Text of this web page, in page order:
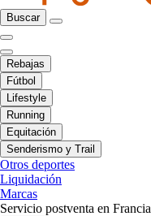
Buscar
Rebajas
Fútbol
Lifestyle
Running
Equitación
Senderismo y Trail
Otros deportes
Liquidación
Marcas
Servicio postventa en Francia